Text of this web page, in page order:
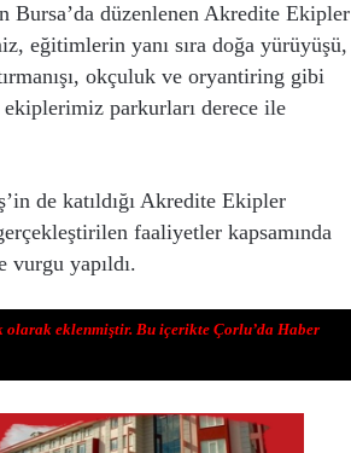
Bursa’da düzenlenen Akredite Ekipler
eğitimlerin yanı sıra doğa yürüyüşü,
okçuluk ve oryantiring gibi
parkurları derece ile
de katıldığı Akredite Ekipler
faaliyetler kapsamında
vurgu yapıldı.
olarak eklenmiştir. Bu içerikte Çorlu’da Haber